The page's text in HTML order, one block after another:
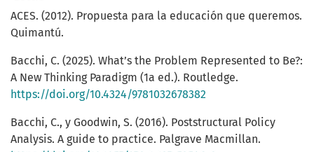
ACES. (2012). Propuesta para la educación que queremos.
Quimantú.
Bacchi, C. (2025). What’s the Problem Represented to Be?:
A New Thinking Paradigm (1a ed.). Routledge.
https://doi.org/10.4324/9781032678382
Bacchi, C., y Goodwin, S. (2016). Poststructural Policy
Analysis. A guide to practice. Palgrave Macmillan.